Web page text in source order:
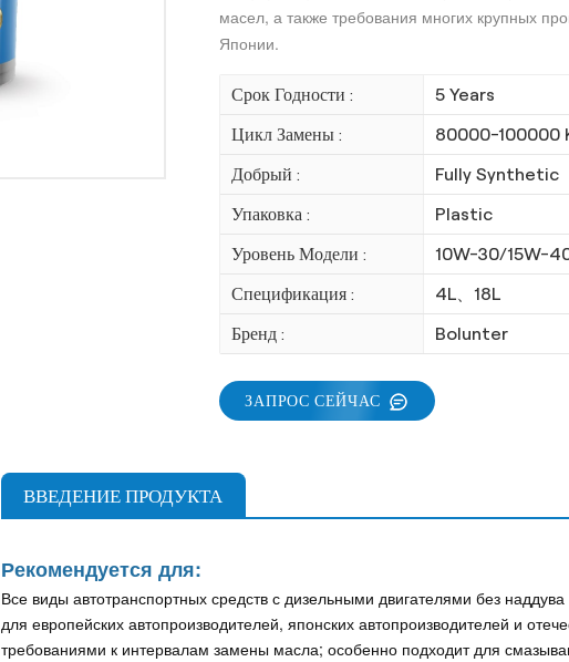
масел, а также требования многих крупных
Японии.
Срок Годности : 5 Years
Цикл Замены : 80000-100000
Добрый : Fully Synthetic
Упаковка : Plastic
Уровень Модели : 10W-30/15W-
Спецификация : 4L、18L
Бренд : Bolunter
ЗАПРОС СЕЙЧАС
ВВЕДЕНИЕ ПРОДУКТА
Рекомендуется для:
Все виды автотранспортных средств с дизельными двигателями без
для европейских автопроизводителей, японских автопроизводителей и
требованиями к интервалам замены масла; особенно подходит для